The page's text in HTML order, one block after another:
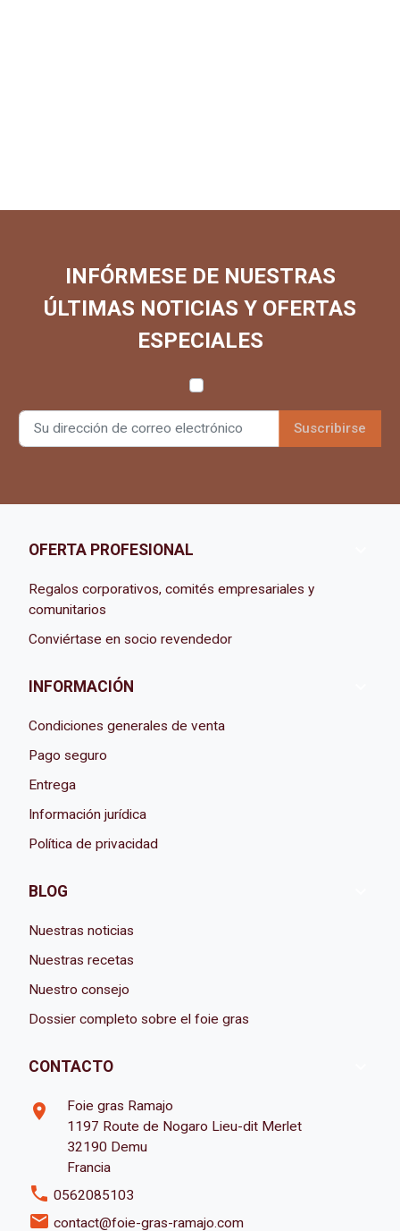
INFÓRMESE DE NUESTRAS
ÚLTIMAS NOTICIAS Y OFERTAS
ESPECIALES
OFERTA PROFESIONAL
Regalos corporativos, comités empresariales y
comunitarios
Conviértase en socio revendedor
INFORMACIÓN
Condiciones generales de venta
Pago seguro
Entrega
Información jurídica
Política de privacidad
BLOG
Nuestras noticias
Nuestras recetas
Nuestro consejo
Dossier completo sobre el foie gras
CONTACTO
room
Foie gras Ramajo
1197 Route de Nogaro Lieu-dit Merlet
32190 Demu
Francia
phone 0562085103
email contact@foie-gras-ramajo.com